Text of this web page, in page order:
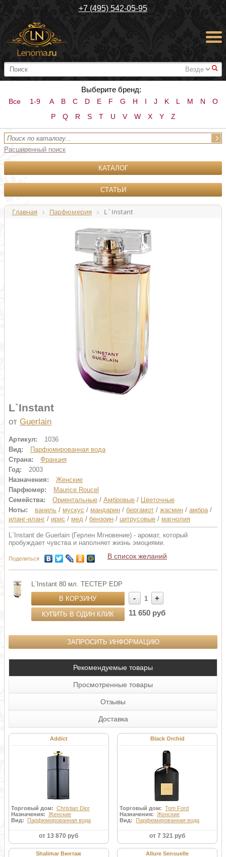
+7 (495) 542-05-95
#
Выберите бренд:
Все 1-9 A B C D E F G H I J K L M N
O
P
Q R S T U V W X Y Z
Расширенный поиск
КАТАЛОГ
СТАТЬИ
Главная Парфюмерия L`Instant
L`Instant
от Guerlain
Артикул:
1036
Вид:
Парфюмированная вода
Страна:
Франция
Год:
2003
Назначения:
Женские
Парфюмер:
Maurice Roucel
Семейства:
Ориентальные / Амбровые / Цветочные
Ноты:
ваниль / мускус / мандарин / бергамот / жасмин / амбра/
иланг-иланг / ирис / мед / бензоин / цитрусовые / магнолия
L`Instant de Guerlain (Герлен Мгновение) - аромат, который
пробуждает чувства и наполняет жизнь эмоциями.
Поделиться В список желаний
L`Instant 80 мл. ТЕСТЕР EDP
В КОРЗИНУ
КУПИТЬ В ОДИН КЛИК
- 1
+
11 650 руб
ЗАПРОСИТЬ ИНФОРМАЦИЮ
Рекомендуемые товары
Просмотренные товары
Отзывы
Доставка
Addict
Торговый дом: Christian Dior
Назначения: Женские
Вид: Парфюмированная вода
от 13 870 руб
Black Orchid
Торговый дом:Tom Ford
Назначения:Женские
Вид: Парфюмированная вода
от 7 321 руб
Shalimar Винтаж Allure Sensuelle